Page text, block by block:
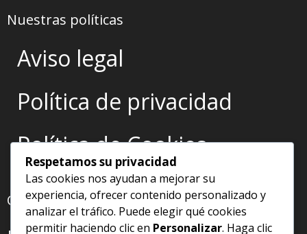
Nuestras políticas
Aviso legal
Política de privacidad
Política de Cookies
CONTACTO
Respetamos su privacidad
Las cookies nos ayudan a mejorar su
experiencia, ofrecer contenido personalizado y
analizar el tráfico. Puede elegir qué cookies
permitir haciendo clic en Personalizar. Haga clic